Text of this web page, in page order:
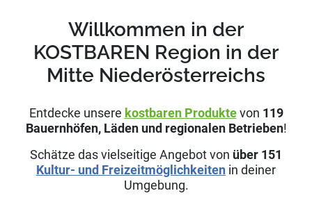
Willkommen in der
KOSTBAREN Region in der
Mitte Niederösterreichs
Entdecke unsere kostbaren Produktevon 119
Bauernhöfen, Läden und regionalen Betrieben!
Schätze das vielseitige Angebot von über 151
Kultur- und Freizeitmöglichkeiten in deiner
Umgebung.